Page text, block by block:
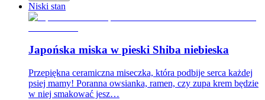
Niski stan
Japońska miska w pieski Shiba niebieska
Przepiękna ceramiczna miseczka, która podbije serca każdej
psiej mamy! Poranna owsianka, ramen, czy zupa krem będzie
w niej smakować jesz…